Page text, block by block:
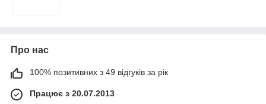
Про нас
100% позитивних з 49 відгуків за рік
Працює з 20.07.2013